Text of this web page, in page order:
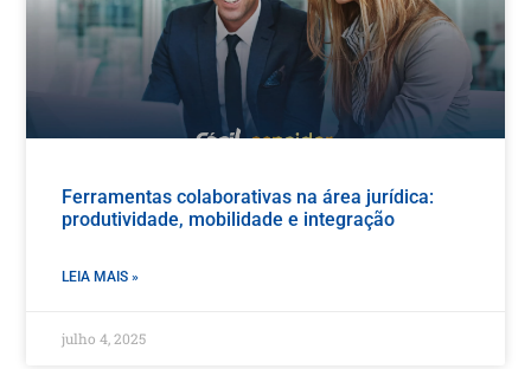
Ferramentas colaborativas na área jurídica:
produtividade, mobilidade e integração
LEIA MAIS »
julho 4, 2025